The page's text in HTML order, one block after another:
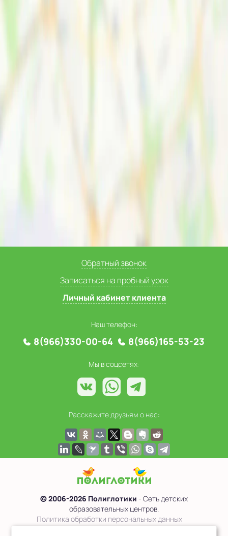
Обратный звонок
Записаться на пробный урок
Личный кабинет клиента
Наш телефон:
8(966)330-00-64 8(966)165-53-23
Мы в соцсетях:
Расскажите друзьям о нас:
© 2006-2026 Полиглотики - Сеть детских
образовательных центров.
Политика обработки персональных данных
Сведения об образовательной организации